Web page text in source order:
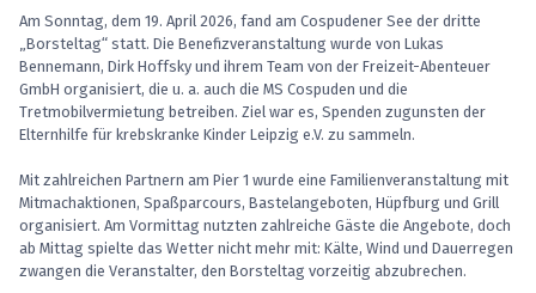
Am Sonntag, dem 19. April 2026, fand am Cospudener See der dritte
„Borsteltag“ statt. Die Benefizveranstaltung wurde von Lukas
Bennemann, Dirk Hoffsky und ihrem Team von der Freizeit-Abenteuer
GmbH organisiert, die u. a. auch die MS Cospuden und die
Tretmobilvermietung betreiben. Ziel war es, Spenden zugunsten der
Elternhilfe für krebskranke Kinder Leipzig e.V. zu sammeln.
Mit zahlreichen Partnern am Pier 1 wurde eine Familienveranstaltung mit
Mitmachaktionen, Spaßparcours, Bastelangeboten, Hüpfburg und Grill
organisiert. Am Vormittag nutzten zahlreiche Gäste die Angebote, doch
ab Mittag spielte das Wetter nicht mehr mit: Kälte, Wind und Dauerregen
zwangen die Veranstalter, den Borsteltag vorzeitig abzubrechen.